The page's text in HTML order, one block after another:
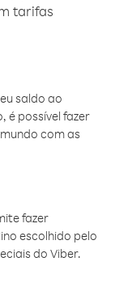
tarifas
saldo ao
é possível fazer
com as
fazer
escolhido pelo
do Viber.